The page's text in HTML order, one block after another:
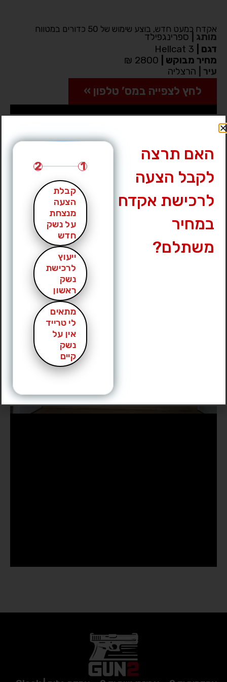
אקדח כמעט חדש, בוצע שימוש של 50 כדורים במטווח
מותג
ספרינגפילד
דגם
מחיר מבוקש
עיר
הרצליה
לחץ לצפייה במס’ טלפון »
האם תרצה
לקבל הצעה
לרכישת אקדח
במחיר
משתלם?
1
2
קבלת
הצעה
מנצחת
על נשק
חדש
ייעוץ
לרכישת
נשק
ראשון
מתאים
לי טרייד
אין על
נשק
קיים